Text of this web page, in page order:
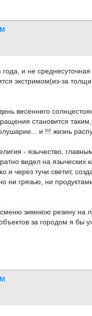
и не
экстримом(из-за
весеннего
становится
и !!! жизнь
- язычество,
видел на
через тучи светит,
ни грязью, ни
зимнюю резину на
за городом я бы